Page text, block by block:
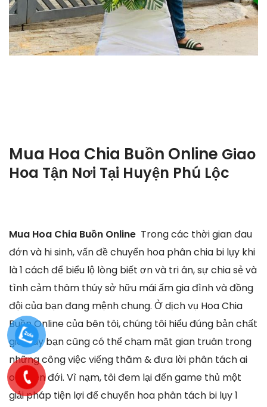
Mua Hoa Chia Buồn Online Giao
Hoa Tận Nơi Tại Huyện Phú Lộc
Mua Hoa Chia Buồn Online Trong các thời gian đau
đớn và hi sinh, vấn đề chuyển hoa phân chia bi lụy khi
là 1 cách để biểu lộ lòng biết ơn và tri ân, sự chia sẻ và
tình cảm thâm thúy sở hữu mái ấm gia đình và đồng
đội của bạn đang mệnh chung. Ở dịch vụ Hoa Chia
Buồn Online của bên tôi, chúng tôi hiểu đúng bản chất
giờ đây bạn cũng có thể chạm mặt gian truân trong
những công việc viếng thăm & đưa lời phân tách ai
oán liên đới. Vì nạm, tôi đem lại đến game thủ một
giải pháp tiện lợi để chuyển hoa phân tách bi lụy 1